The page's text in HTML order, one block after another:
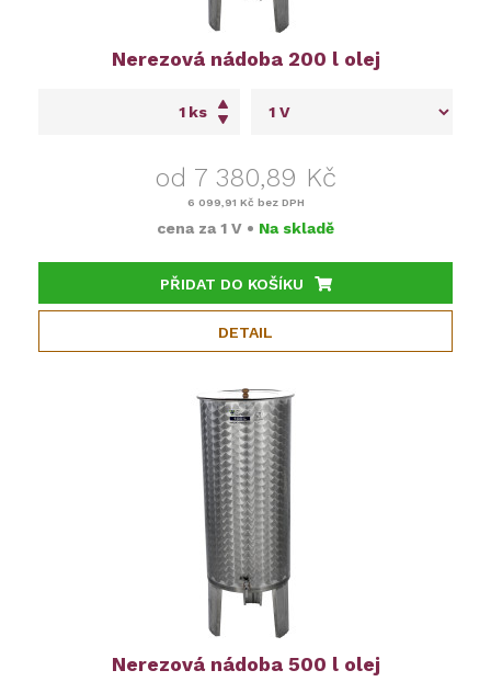
Nerezová nádoba 200 l olej
ks
od 7 380,89 Kč
6 099,91 Kč bez DPH
cena za 1 V • Na skladě
PŘIDAT DO KOŠÍKU
DETAIL
Nerezová nádoba 500 l olej